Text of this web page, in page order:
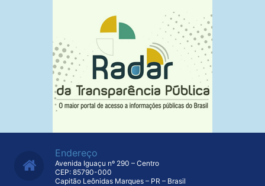
Endereço
Avenida Iguaçu nº 290 – Centro
CEP: 85790-000
Capitão Leônidas Marques – PR – Brasil